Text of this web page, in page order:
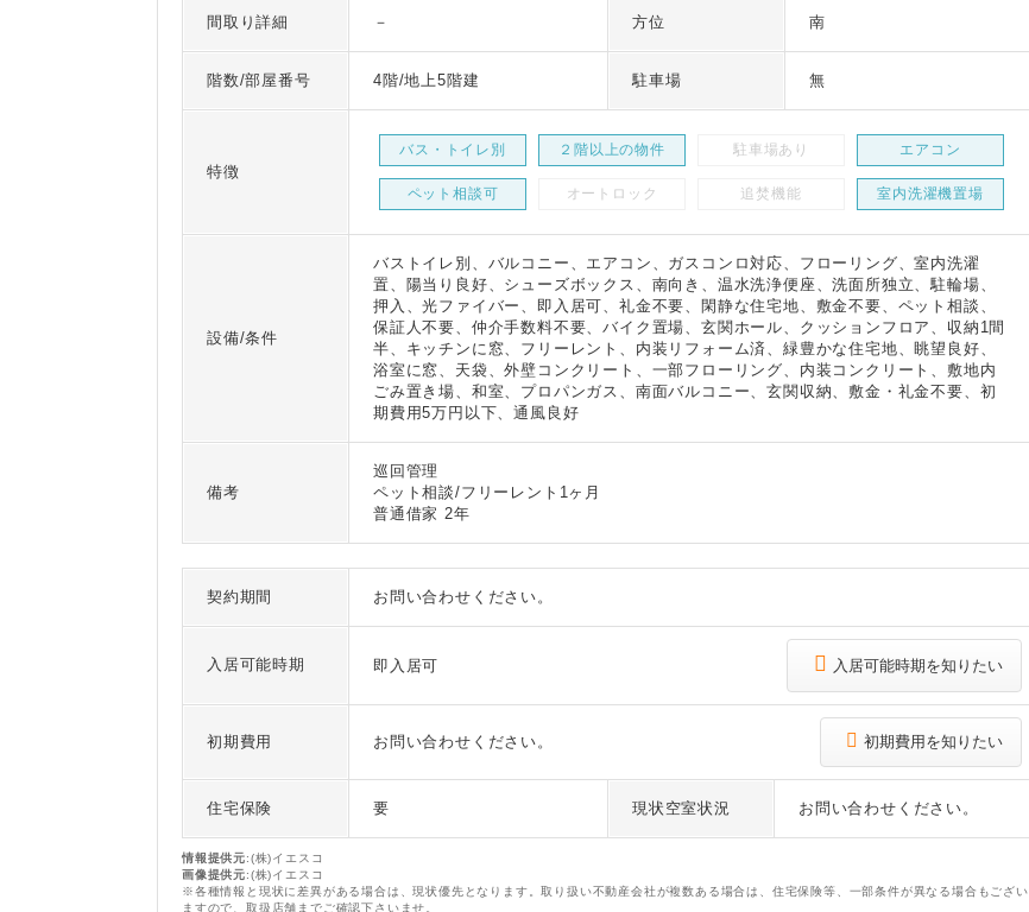
間取り詳細 － 方位 南
階数/部屋番号 4階/地上5階建 駐車場 無
特徴
バス・トイレ別 ２階以上の物件 駐車場あり エアコン
ペット相談可 オートロック 追焚機能 室内洗濯機置場
設備/条件
バストイレ別、バルコニー、エアコン、ガスコンロ対応、フローリング、室内洗濯
置、陽当り良好、シューズボックス、南向き、温水洗浄便座、洗面所独立、駐輪場、
押入、光ファイバー、即入居可、礼金不要、閑静な住宅地、敷金不要、ペット相談、
保証人不要、仲介手数料不要、バイク置場、玄関ホール、クッションフロア、収納1間
半、キッチンに窓、フリーレント、内装リフォーム済、緑豊かな住宅地、眺望良好、
浴室に窓、天袋、外壁コンクリート、一部フローリング、内装コンクリート、敷地内
ごみ置き場、和室、プロパンガス、南面バルコニー、玄関収納、敷金・礼金不要、初
期費用5万円以下、通風良好
備考
巡回管理
ペット相談/フリーレント1ヶ月
普通借家 2年
契約期間 お問い合わせください。
入居可能時期 即入居可 入居可能時期を知りたい
初期費用 お問い合わせください。 初期費用を知りたい
住宅保険 要 現状空室状況 お問い合わせください。
情報提供元:(株)イエスコ
画像提供元:(株)イエスコ
※各種情報と現状に差異がある場合は、現状優先となります。取り扱い不動産会社が複数ある場合は、住宅保険等、一部条件が異なる場合もござい
ますので、取扱店舗までご確認下さいませ。